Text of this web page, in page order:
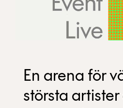
En arena för
största artister